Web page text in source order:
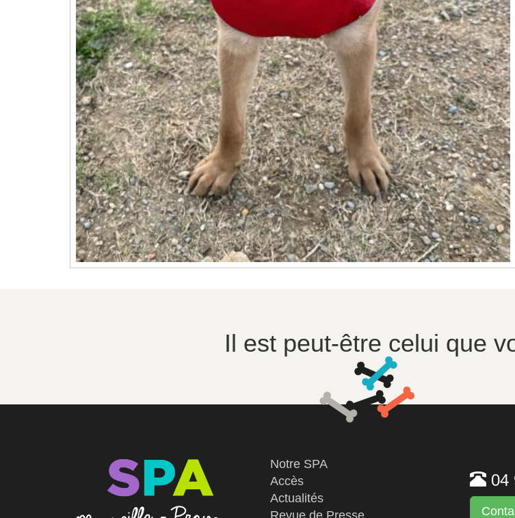
Il est peut-être celui que
Notre SPA
Accès
Actualités
Revue de Presse
04